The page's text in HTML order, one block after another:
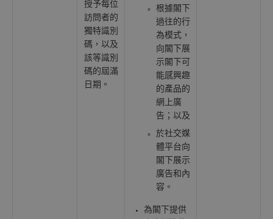
授予每位
訪問者的
獨特識別
碼，以及
該等識別
碼的屆滿
日期。
根據閣下
過往的行
為模式，
向閣下展
示閣下可
能感興趣
的產品的
網上廣
告；以及
於社交媒
體平台向
閣下展示
廣告和內
容。
為閣下提供